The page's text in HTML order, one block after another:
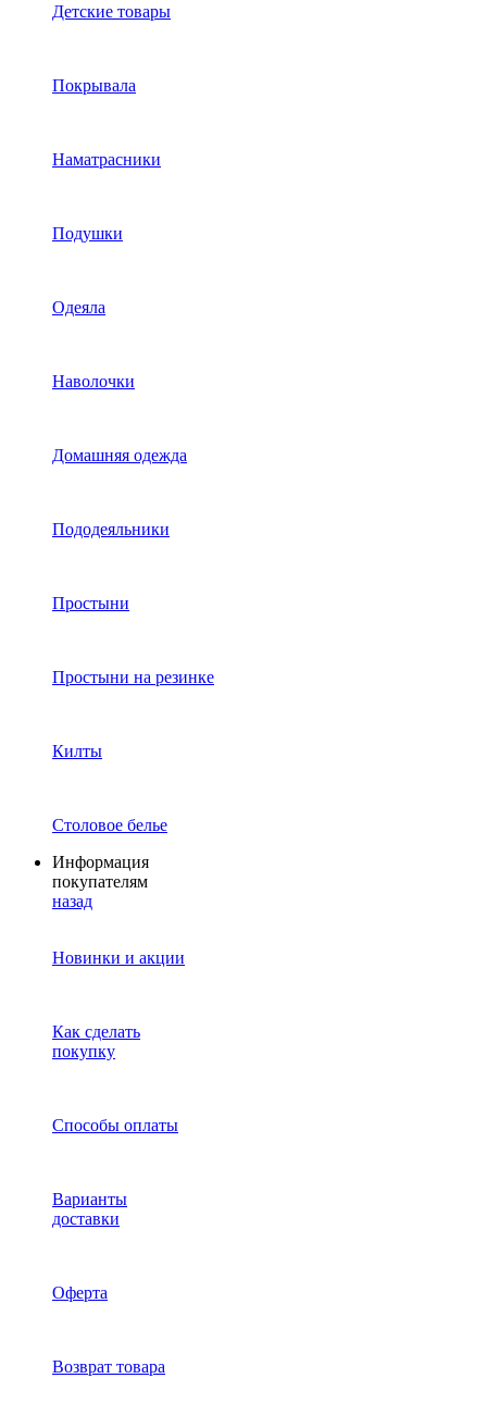
Детские товары
Покрывала
Наматрасники
Подушки
Одеяла
Наволочки
Домашняя одежда
Пододеяльники
Простыни
Простыни на резинке
Килты
Столовое белье
Информация
покупателям
назад
Новинки и акции
Как сделать
покупку
Способы оплаты
Варианты
доставки
Оферта
Возврат товара